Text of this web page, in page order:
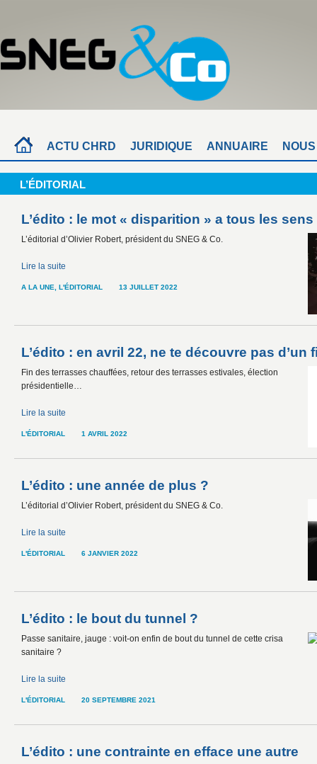
ACTU CHRD JURIDIQUE ANNUAIRE
L’ÉDITORIAL
L’édito : le mot « disparition » a tous les sens
L’éditorial d’Olivier Robert, président du SNEG & Co.
Lire la suite
A LA UNE L'ÉDITORIAL 13 JUILLET 2022
L’édito : en avril 22, ne te découvre pas d’un
Fin des terrasses chauffées, retour des terrasses estivales, élection
présidentielle…
Lire la suite
L'ÉDITORIAL 1 AVRIL 2022
L’édito : une année de plus ?
L’éditorial d’Olivier Robert, président du SNEG & Co.
Lire la suite
L'ÉDITORIAL 6 JANVIER 2022
L’édito : le bout du tunnel ?
Passe sanitaire, jauge : voit-on enfin de bout du tunnel de cette crisa
sanitaire ?
Lire la suite
L'ÉDITORIAL 20 SEPTEMBRE 2021
L’édito : une contrainte en efface une autre